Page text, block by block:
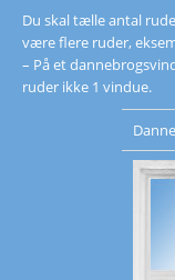
Du skal tælle antal
være flere ruder,
– På et
ruder ikke 1 vindue.